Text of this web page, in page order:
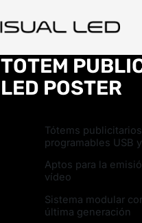
TOTEM
LED POSTER
Tótems
programables USB
Aptos para la
vídeo
Sistema modular
última generación